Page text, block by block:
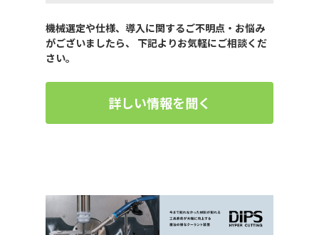
機械選定や仕様、導入に関するご不明点・お悩み
がございましたら、 下記よりお気軽にご相談くだ
さい。
詳しい情報を聞く